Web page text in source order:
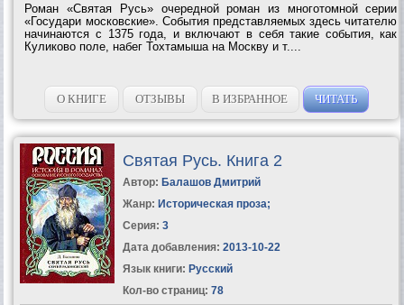
Роман «Святая Русь» очередной роман из многотомной серии
«Государи московские». События представляемых здесь читателю
начинаются с 1375 года, и включают в себя такие события, как
Куликово поле, набег Тохтамыша на Москву и т....
О КНИГЕ ОТЗЫВЫ В ИЗБРАННОЕ ЧИТАТЬ
Святая Русь. Книга 2
Автор: Балашов Дмитрий
Жанр: Историческая проза;
Серия: 3
Дата добавления: 2013-10-22
Язык книги: Русский
Кол-во страниц: 78